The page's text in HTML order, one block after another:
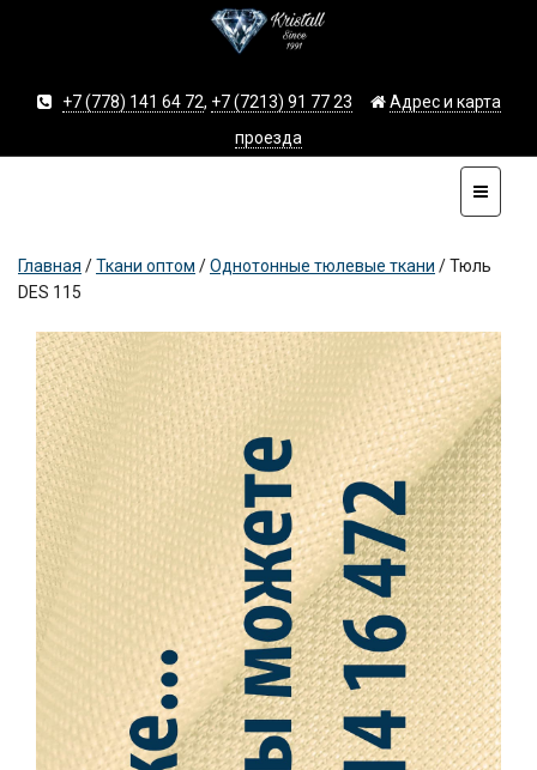
+7 (778) 141 64 72, +7 (7213) 91 77 23
Адрес и карта
проезда
Главная /Ткани оптом /Однотонные тюлевые ткани /Тюль
DES 115